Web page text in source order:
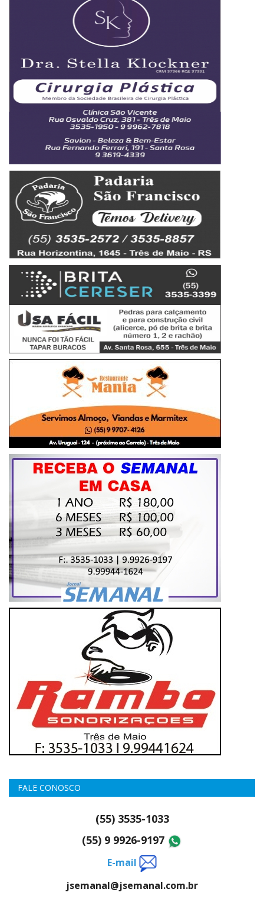
FALE CONOSCO
(55) 3535-1033
(55) 9 9926-9197
E-mail
jsemanal@jsemanal.com.br